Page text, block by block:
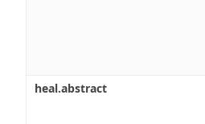
heal.abstract